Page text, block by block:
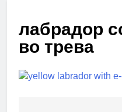
лабрадор
во трева